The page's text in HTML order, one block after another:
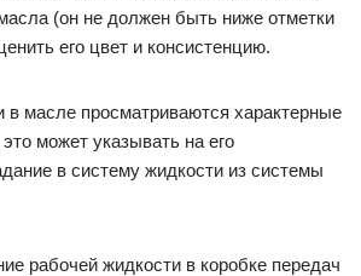
(он не должен быть ниже отметки
его цвет и консистенцию.
в масле просматриваются характерные
может указывать на его
в систему жидкости из системы
рабочей жидкости в коробке передач